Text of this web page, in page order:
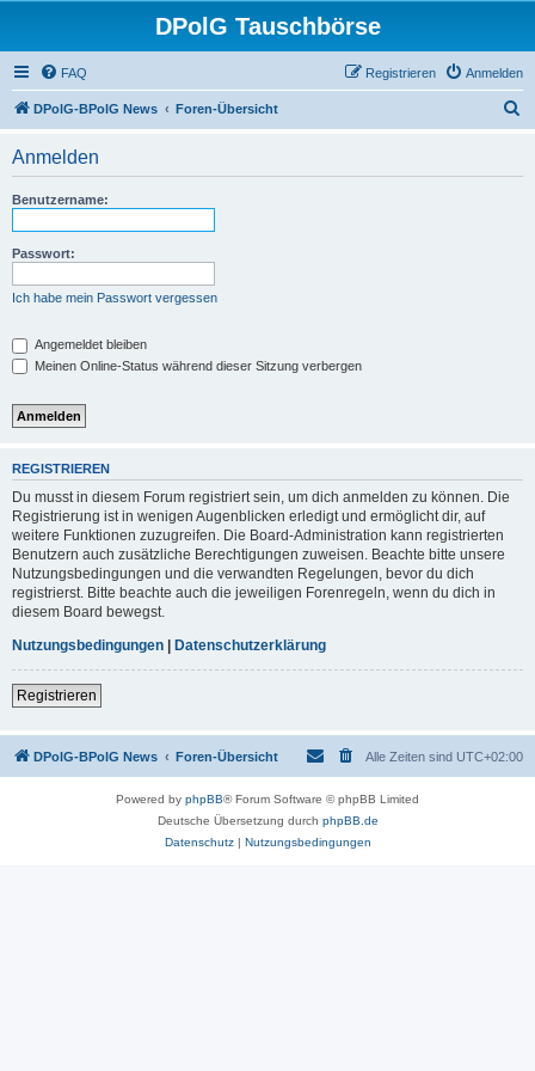
DPolG Tauschbörse
FAQ Anmelden
Registrieren
DPolG-BPolG News Foren-Übersicht
Anmelden
Benutzername:
Passwort:
Ich habe mein Passwort vergessen
Angemeldet bleiben
Meinen Online-Status während dieser Sitzung verbergen
REGISTRIEREN
Du musst in diesem Forum registriert sein, um dich anmelden zu können. Die
Registrierung ist in wenigen Augenblicken erledigt und ermöglicht dir, auf
weitere Funktionen zuzugreifen. Die Board-Administration kann registrierten
Benutzern auch zusätzliche Berechtigungen zuweisen. Beachte bitte unsere
Nutzungsbedingungen und die verwandten Regelungen, bevor du dich
registrierst. Bitte beachte auch die jeweiligen Forenregeln, wenn du dich in
diesem Board bewegst.
Nutzungsbedingungen | Datenschutzerklärung
Registrieren
DPolG-BPolG News Foren-Übersicht Alle Zeiten sind UTC+02:00
Powered by phpBB® Forum Software © phpBB Limited
Deutsche Übersetzung durch phpBB.de
Datenschutz| Nutzungsbedingungen